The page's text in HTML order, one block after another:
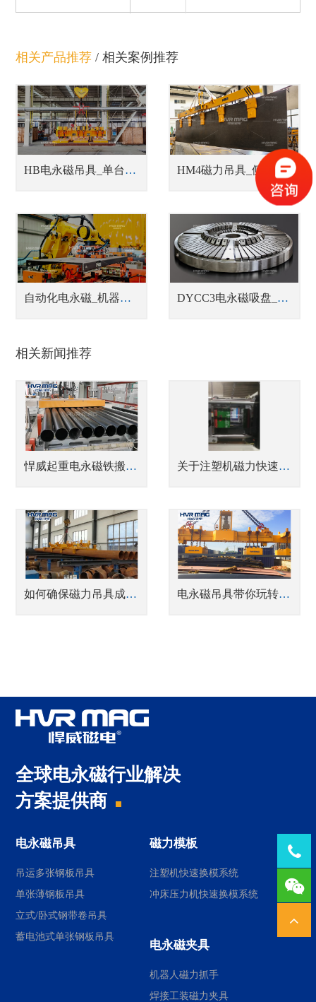
相关产品推荐 /相关案例推荐
HB电永磁吊具_单台或多台联吊钢坯吊具 HM4磁力吊具_侧吊型钢板翻转吊具
自动化电永磁_机器人磁力抓手 DYCC3电永磁吸盘_车床用电永磁吸盘
相关新闻推荐
悍威起重电永磁铁搬运钢管案例分享 关于注塑机磁力快速换模, 你了解多少？
如何确保磁力吊具成排搬运多根钢管不掉落？ 电永磁吊具带你玩转物流园的钢板装卸车
全球电永磁行业解决
方案提供商
电永磁吊具
吊运多张钢板吊具
单张薄钢板吊具
立式/卧式钢带卷吊具
蓄电池式单张钢板吊具
磁力模板
注塑机快速换模系统
冲床压力机快速换模系统
电永磁夹具
机器人磁力抓手
焊接工装磁力夹具
Tel：